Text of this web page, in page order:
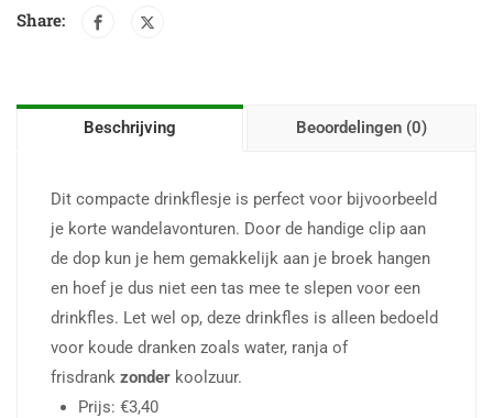
Share:
Beschrijving Beoordelingen (0)
Dit compacte drinkflesje is perfect voor bijvoorbeeld
je korte wandelavonturen. Door de handige clip aan
de dop kun je hem gemakkelijk aan je broek hangen
en hoef je dus niet een tas mee te slepen voor een
drinkfles. Let wel op, deze drinkfles is alleen bedoeld
voor koude dranken zoals water, ranja of
frisdrank zonder koolzuur.
Prijs: €3,40